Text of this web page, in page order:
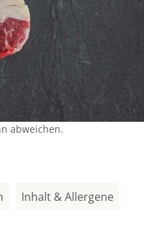
abweichen.
Inhalt & Allergene